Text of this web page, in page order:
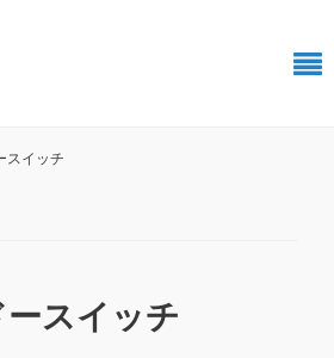
スイッチ
スイッチ